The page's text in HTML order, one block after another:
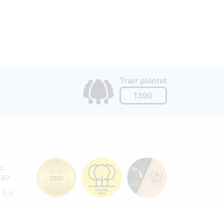
Trær plantet
1390
(I-V